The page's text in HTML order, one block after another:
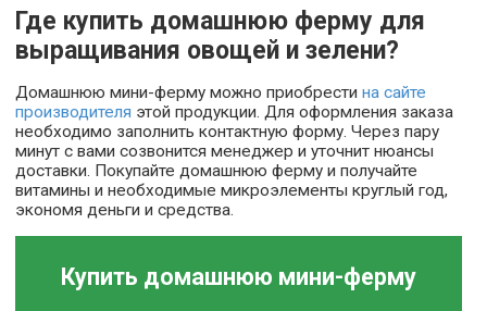
Где купить домашнюю ферму для
выращивания овощей и зелени?
Домашнюю мини-ферму можно приобрестина сайте
производителя этой продукции. Для оформления заказа
необходимо заполнить контактную форму. Через пару
минут с вами созвонится менеджер и уточнит нюансы
доставки. Покупайте домашнюю ферму и получайте
витамины и необходимые микроэлементы круглый год,
экономя деньги и средства.
Купить домашнюю мини-ферму